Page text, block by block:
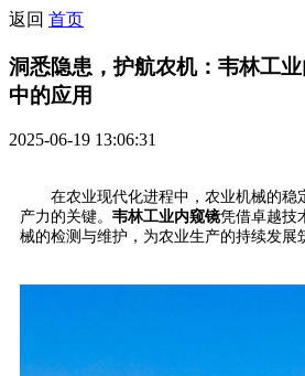
返回 首页
洞悉隐患，护航农机：韦林工
中的应用
2025-06-19 13:06:31
在农业现代化进程中，农业机械的稳
产力的关键。 韦林工业内窥镜凭借卓越技
械的检测与维护，为农业生产的持续发展